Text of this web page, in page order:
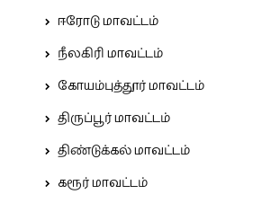
ஈரோடு மாவட்டம்
நீலகிரி மாவட்டம்
கோயம்புத்தூர் மாவட்டம்
திருப்பூர் மாவட்டம்
திண்டுக்கல் மாவட்டம்
கரூர் மாவட்டம்